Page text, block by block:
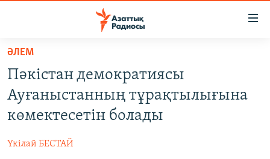
Skip
main
content
Skip
to
main
AZATTYQTV
АДАМ ҚҰҚЫҚТАРЫ
ӘЛЕМ
Пәкістан демократиясы
Ауғаныстанның тұрақтылығына
көмектесетін болады
Үкілай БЕСТАЙ